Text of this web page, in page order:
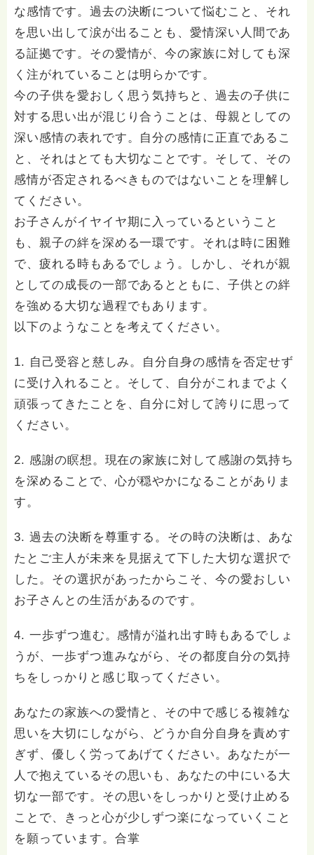
な感情です。過去の決断について悩むこと、それ
を思い出して涙が出ることも、愛情深い人間であ
る証拠です。その愛情が、今の家族に対しても深
く注がれていることは明らかです。
今の子供を愛おしく思う気持ちと、過去の子供に
対する思い出が混じり合うことは、母親としての
深い感情の表れです。自分の感情に正直であるこ
と、それはとても大切なことです。そして、その
感情が否定されるべきものではないことを理解し
てください。
お子さんがイヤイヤ期に入っているということ
も、親子の絆を深める一環です。それは時に困難
で、疲れる時もあるでしょう。しかし、それが親
としての成長の一部であるとともに、子供との絆
を強める大切な過程でもあります。
以下のようなことを考えてください。
1. 自己受容と慈しみ。自分自身の感情を否定せず
に受け入れること。そして、自分がこれまでよく
頑張ってきたことを、自分に対して誇りに思って
ください。
2. 感謝の瞑想。現在の家族に対して感謝の気持ち
を深めることで、心が穏やかになることがありま
す。
3. 過去の決断を尊重する。その時の決断は、あな
たとご主人が未来を見据えて下した大切な選択で
した。その選択があったからこそ、今の愛おしい
お子さんとの生活があるのです。
4. 一歩ずつ進む。感情が溢れ出す時もあるでしょ
うが、一歩ずつ進みながら、その都度自分の気持
ちをしっかりと感じ取ってください。
あなたの家族への愛情と、その中で感じる複雑な
思いを大切にしながら、どうか自分自身を責めす
ぎず、優しく労ってあげてください。あなたが一
人で抱えているその思いも、あなたの中にいる大
切な一部です。その思いをしっかりと受け止める
ことで、きっと心が少しずつ楽になっていくこと
を願っています。合掌